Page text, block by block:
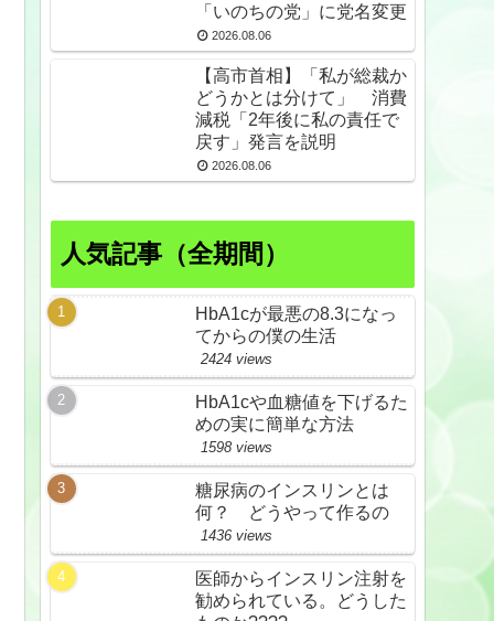
「いのちの党」に党名変更
2026.08.06
【高市首相】「私が総裁か
どうかとは分けて」 消費
減税「2年後に私の責任で
戻す」発言を説明
2026.08.06
人気記事（全期間）
HbA1cが最悪の8.3になっ
てからの僕の生活
2424 views
HbA1cや血糖値を下げるた
めの実に簡単な方法
1598 views
糖尿病のインスリンとは
何？ どうやって作るの
1436 views
医師からインスリン注射を
勧められている。どうした